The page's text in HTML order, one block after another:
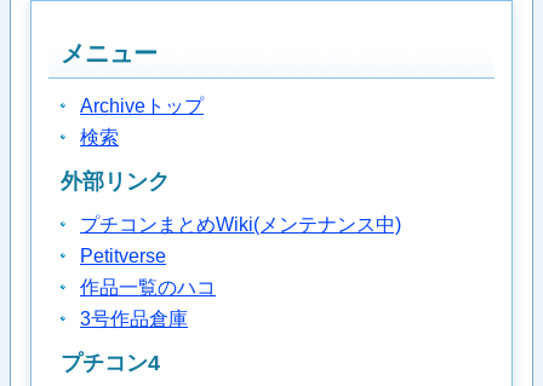
メニュー
Archiveトップ
検索
外部リンク
プチコンまとめWiki(メンテナンス中)
Petitverse
作品一覧のハコ
3号作品倉庫
プチコン4